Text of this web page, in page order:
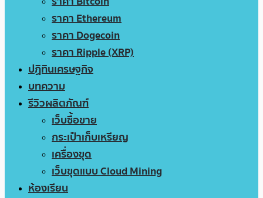
ราคา Ethereum
ราคา Dogecoin
ราคา Ripple (XRP)
ปฏิทินเศรษฐกิจ
บทความ
รีวิวผลิตภัณฑ์
เว็บซื้อขาย
กระเป๋าเก็บเหรียญ
เครื่องขุด
เว็บขุดแบบ Cloud Mining
ห้องเรียน